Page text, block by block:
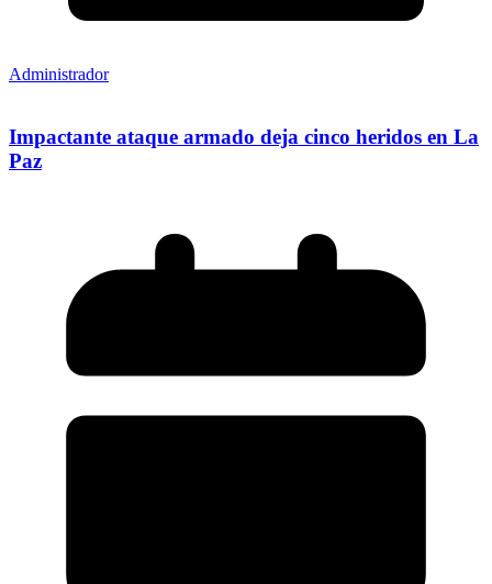
Administrador
Impactante ataque armado deja cinco heridos en La
Paz